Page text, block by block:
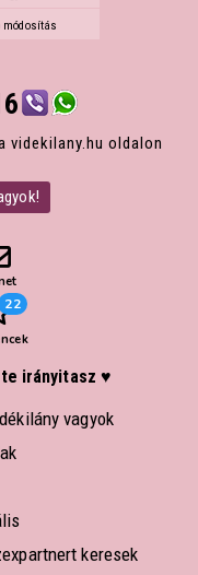
módosítás
videkilany.hu oldalon
22
irányitasz ♥
vagyok
keresek